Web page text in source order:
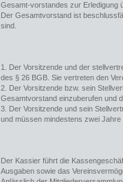
Gesamt-vorstandes zur Erledigung
Der Gesamtvorstand ist
sind.
1. Der Vorsitzende und der
des § 26 BGB. Sie vertreten den
2. Der Vorsitzende bzw. sein
Gesamtvorstand einzuberufen und
3. Der Vorsitzende und sein
und müssen mindestens zwei Jahre
Der Kassier führt die
Ausgaben sowie das